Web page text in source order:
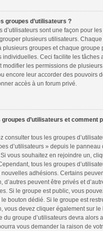
groupes d’utilisateurs ?
d’utilisateurs sont une façon pour
plusieurs utilisateurs.
plusieurs groupes et chaque groupe
individuelles. Ceci facilite les tâches
modifier les permissions de
encore leur accorder des pouvoirs
accès à un forum privé.
groupes d’utilisateurs et comment
consulter tous les groupes
d’utilisateurs » depuis le panneau
Si vous souhaitez en rejoindre un,
tous les groupes
nouvelles adhésions. Certains
d’autres peuvent être privés et
Si le groupe est public, vous
bouton dédié. Si le groupe est
vous devez cliquer également sur
du groupe d’utilisateurs devra alors
vous demander la raison de